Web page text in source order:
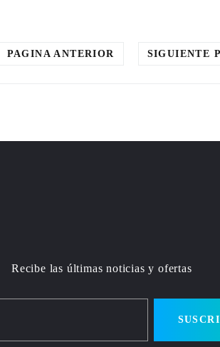
PAGINA ANTERIOR SIGUIENTE
Recibe las últimas noticias y ofertas